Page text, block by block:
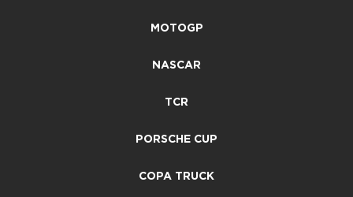
MOTOGP
NASCAR
TCR
PORSCHE CUP
COPA TRUCK